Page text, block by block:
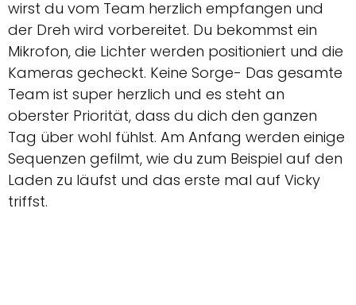
wirst du vom Team herzlich empfangen und
der Dreh wird vorbereitet. Du bekommst ein
Mikrofon, die Lichter werden positioniert und die
Kameras gecheckt. Keine Sorge- Das gesamte
Team ist super herzlich und es steht an
oberster Priorität, dass du dich den ganzen
Tag über wohl fühlst. Am Anfang werden einige
Sequenzen gefilmt, wie du zum Beispiel auf den
Laden zu läufst und das erste mal auf Vicky
triffst.